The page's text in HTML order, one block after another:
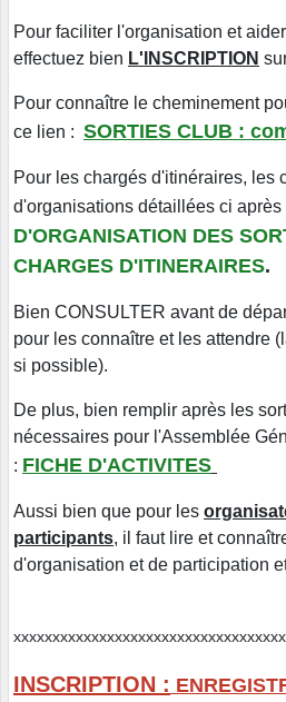
Pour faciliter l'organisation et
effectuez bien L'INSCRIPTION
Pour connaître le cheminement
ce lien : SORTIES CLUB :
Pour les chargés d'itinéraires, les
d'organisations détaillées ci après
D'ORGANISATION DES
CHARGES D'ITINERAIRES.
Bien CONSULTER avant de
pour les connaître et les attendre
si possible).
De plus, bien remplir après les
nécessaires pour l'Assemblée
: FICHE D'ACTIVITES
Aussi bien que pour les
participants, il faut lire et
d'organisation et de participation
INSCRIPTION :